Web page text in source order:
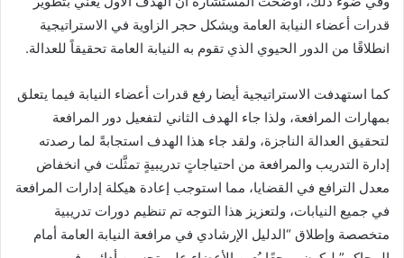
قدرات أعضاء النيابة العامة ويشكل حجر الزاوية في الاستراتيجية
انطلاقًا من الدور الحيوي الذي تقوم به النيابة العامة تحقيقاً للعدالة.
كما استهدفت الاستراتيجية أيضا رفع قدرات أعضاء النيابة فيما يتعلق
بمهارات المرافعة، ولذا جاء الهدف الثاني لتفعيل دور المرافعة
لتحقيق العدالة الناجزة، ولقد جاء هذا الهدف استجابةً لما رصدته
إدارة التدريب والمرافعة من احتياجاتٍ تدريبيةٍ تمثَّلت في انخفاض
معدل الترافع في القضايا، مما استوجب إعادة هيكلة إدارات المرافعة
في جميع النيابات، ولتعزيز هذا التوجه تم تنظيم دورات تدريبية
متخصصة وإطلاق “الدليل الإرشادي في مرافعة النيابة العامة أمام